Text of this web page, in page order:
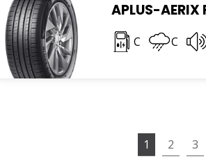
APLUS-AERIX
C C
1 2 3